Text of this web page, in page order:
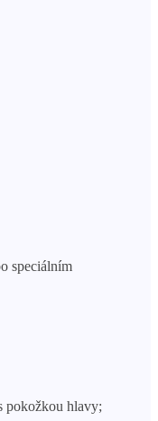
speciálním
pokožkou hlavy;